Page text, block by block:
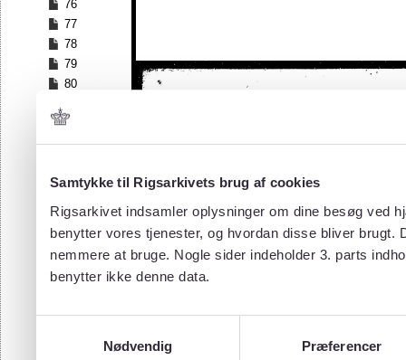
Samtykke til Rigsarkivets brug af cookies
Rigsarkivet indsamler oplysninger om dine besøg ved
benytter vores tjenester, og hvordan disse bliver
nemmere at bruge. Nogle sider indeholder 3. parts
benytter ikke denne data.
Nødvendig
Præferencer
76
77
78
79
80
82
83
85
87
88
89
90